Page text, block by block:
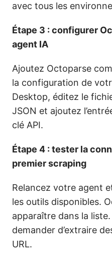
avec tous les
Étape 3 : configurer
agent IA
Ajoutez Octoparse
la configuration de
Desktop, éditez le
JSON et ajoutez
clé API.
Étape 4 : tester la
premier scraping
Relancez votre agent
les outils disponibles.
apparaître dans la
demander d’extraire
URL.